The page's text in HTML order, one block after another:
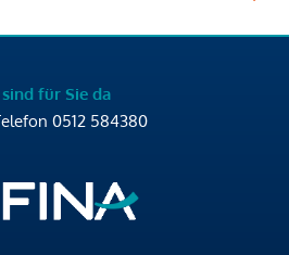
für Sie da
0512 584380